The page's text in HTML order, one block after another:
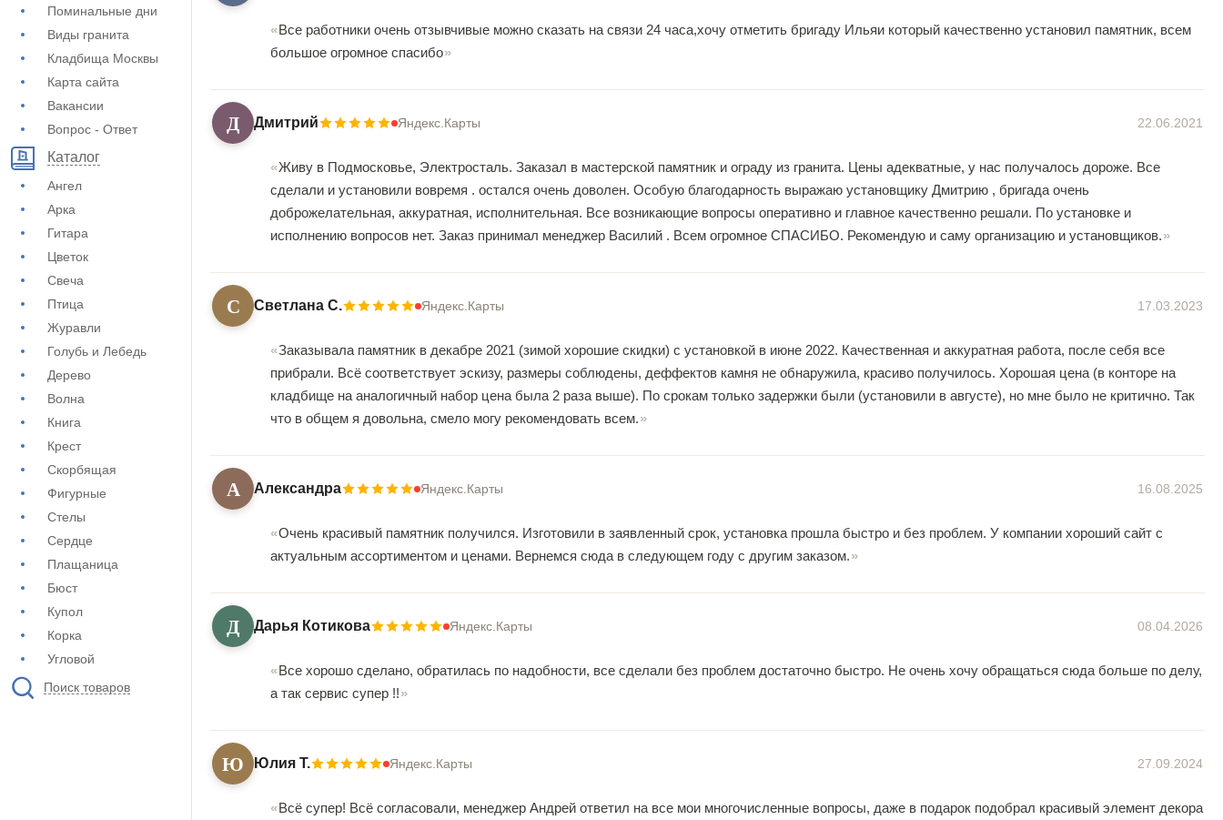
Поминальные дни
Виды гранита
Кладбища Москвы
Карта сайта
Вакансии
Вопрос - Ответ
Каталог
Ангел
Арка
Гитара
Цветок
Свеча
Птица
Журавли
Голубь и Лебедь
Дерево
Волна
Книга
Крест
Скорбящая
Фигурные
Стелы
Сердце
Плащаница
Бюст
Купол
Корка
Угловой
Поиск товаров
Все работники очень отзывчивые можно сказать на связи 24 часа,хочу отметить бригаду Ильяи который качественно установил памятник, всем
большое огромное спасибо
Д Дмитрий Яндекс.Карты 22.06.2021
Живу в Подмосковье, Электросталь. Заказал в мастерской памятник и ограду из гранита. Цены адекватные, у нас получалось дороже. Все
сделали и установили вовремя . остался очень доволен. Особую благодарность выражаю установщику Дмитрию , бригада очень
доброжелательная, аккуратная, исполнительная. Все возникающие вопросы оперативно и главное качественно решали. По установке и
исполнению вопросов нет. Заказ принимал менеджер Василий . Всем огромное СПАСИБО. Рекомендую и саму организацию и установщиков.
С Светлана С. Яндекс.Карты 17.03.2023
Заказывала памятник в декабре 2021 (зимой хорошие скидки) с установкой в июне 2022. Качественная и аккуратная работа, после себя все
прибрали. Всë соответствует эскизу, размеры соблюдены, деффектов камня не обнаружила, красиво получилось. Хорошая цена (в конторе на
кладбище на аналогичный набор цена была 2 раза выше). По срокам только задержки были (установили в августе), но мне было не критично. Так
что в общем я довольна, смело могу рекомендовать всем.
А Александра Яндекс.Карты 16.08.2025
Очень красивый памятник получился. Изготовили в заявленный срок, установка прошла быстро и без проблем. У компании хороший сайт с
актуальным ассортиментом и ценами. Вернемся сюда в следующем году с другим заказом.
Д Дарья Котикова Яндекс.Карты 08.04.2026
Все хорошо сделано, обратилась по надобности, все сделали без проблем достаточно быстро. Не очень хочу обращаться сюда больше по делу,
а так сервис супер !!
Ю Юлия Т. Яндекс.Карты 27.09.2024
Всё супер! Всё согласовали, менеджер Андрей ответил на все мои многочисленные вопросы, даже в подарок подобрал красивый элемент декора